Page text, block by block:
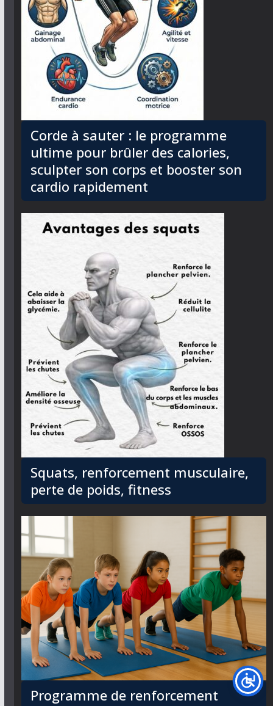
Corde à sauter : le programme
ultime pour brûler des calories,
sculpter son corps et booster son
cardio rapidement
Squats, renforcement musculaire,
perte de poids, fitness
Programme de renforcement